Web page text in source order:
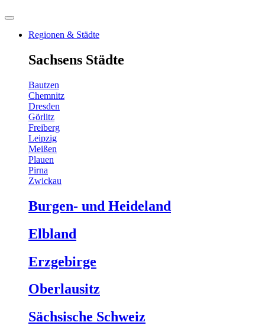
Regionen & Städte
Sachsens Städte
Bautzen
Chemnitz
Dresden
Görlitz
Freiberg
Leipzig
Meißen
Plauen
Pirna
Zwickau
Burgen- und Heideland
Elbland
Erzgebirge
Oberlausitz
Sächsische Schweiz